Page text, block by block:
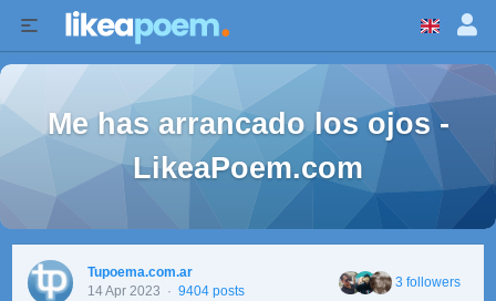
Me has arrancado los ojos -
LikeaPoem.com
Tupoema.com.ar
14 Apr 2023 · 9404 posts
3 followers